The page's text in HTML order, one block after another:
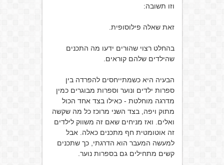
וזו תשובה:
זאת שאלה פילוסופית.
בהחלט רצוי שהורים ידעו מה התכנים
שהילדים שלהם קוראים.
הבעיה היא כשמתייחסים להפרדה בין
ספרות ילדים ונוער וספרות מבוגרים כמין
מדרגה מוחלטת - כאילו בצד אחד הכול
מתוק ויפה, בצד השני מרוכז כל מה שקשה
ואלים. ואז מניחים שאם זה משווק לילדים
זה אוטומטית חף מתכנים כאלה. אבל
למעשה המעבר הוא הדרגתי, כך שתכנים
קשים מתחילים גם בספרות נוער.